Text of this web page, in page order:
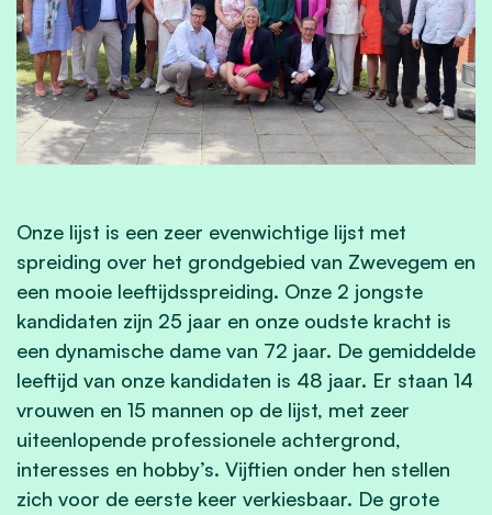
Onze lijst is een zeer evenwichtige lijst met
spreiding over het grondgebied van Zwevegem en
een mooie leeftijdsspreiding. Onze 2 jongste
kandidaten zijn 25 jaar en onze oudste kracht is
een dynamische dame van 72 jaar. De gemiddelde
leeftijd van onze kandidaten is 48 jaar. Er staan 14
vrouwen en 15 mannen op de lijst, met zeer
uiteenlopende professionele achtergrond,
interesses en hobby’s. Vijftien onder hen stellen
zich voor de eerste keer verkiesbaar. De grote